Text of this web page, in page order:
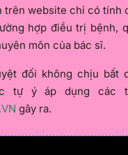
trên website chỉ có tính
hợp điều trị bệnh,
môn của bác sĩ.
đối không chịu bất
tự ý áp dụng các
gây ra.